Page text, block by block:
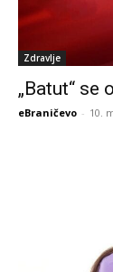
Zdravlje
„Batut“ se
eBraničevo - 10.